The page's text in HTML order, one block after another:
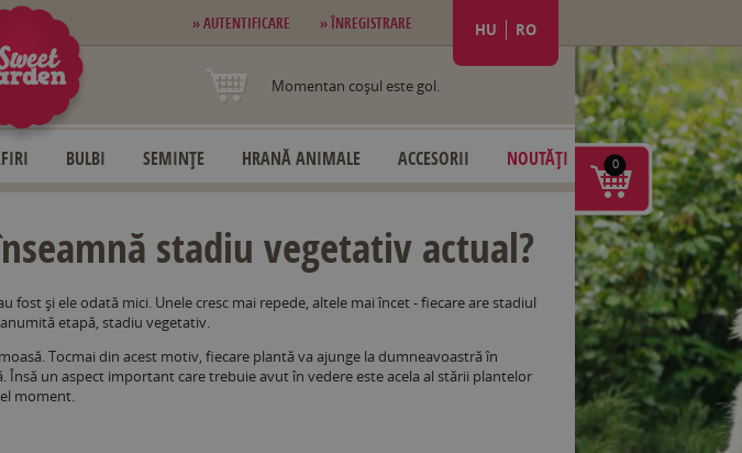
» AUTENTIFICARE » ÎNREGISTRARE HU RO
Momentan coşul este gol.
BULBI SEMINȚE HRANĂ ANIMALE ACCESORII NOUTĂȚI
stadiu vegetativ actual?
și ele odată mici. Unele cresc mai repede, altele mai încet - fiecare are stadiul
etapă, stadiu vegetativ.
Tocmai din acest motiv, fiecare plantă va ajunge la dumneavoastră în
un aspect important care trebuie avut în vedere este acela al stării plantelor
moment.
0